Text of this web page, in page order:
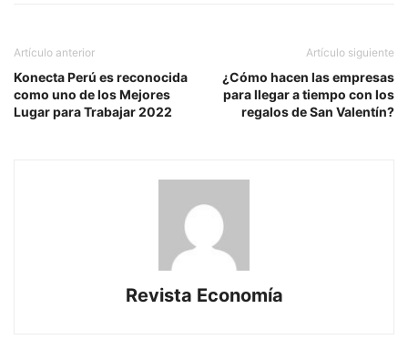
Artículo anterior
Konecta Perú es reconocida
como uno de los Mejores
Lugar para Trabajar 2022
Artículo siguiente
¿Cómo hacen las empresas
para llegar a tiempo con los
regalos de San Valentín?
Revista Economía